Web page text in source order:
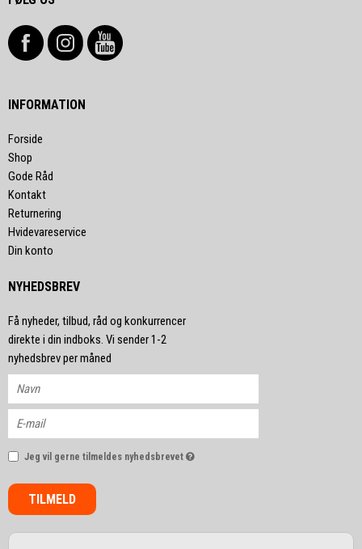
INFORMATION
Forside
Shop
Gode Råd
Kontakt
Returnering
Hvidevareservice
Din konto
NYHEDSBREV
Få nyheder, tilbud, råd og konkurrencer
direkte i din indboks. Vi sender 1-2
nyhedsbrev per måned
Jeg vil gerne tilmeldes nyhedsbrevet
TILMELD